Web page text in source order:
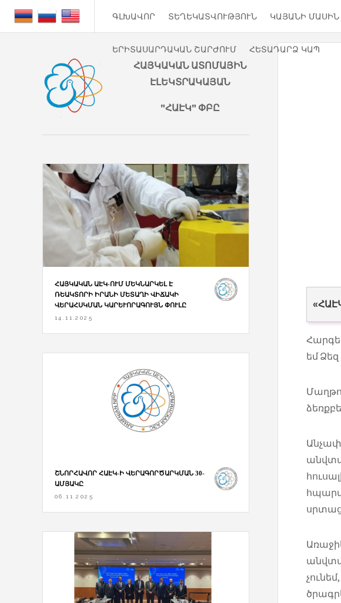
ԳԼԽԱՎՈՐ ՏԵՂԵԿԱՏՎՈՒԹՅՈՒՆ ԿԱՅԱՆԻ ՄԱՍԻՆ
ԵՐԻՏԱՍԱՐԴԱԿԱՆ ՇԱՐԺՈՒՄ ՀԵՏԱԴԱՐՁ ԿԱՊ
եմ
ՀԱՅԿԱԿԱՆ ԱՏՈՄԱՅԻՆ
ԷԼԵԿՏՐԱԿԱՅԱՆ
"ՀԱԷԿ" ՓԲԸ
ՀԱՅԿԱԿԱՆ ԱԷԿ-ՈՒՄ ՄԵԿՆԱՐԿԵԼ Է
ՌԵԱԿՏՈՐԻ ԻՐԱՆԻ ՄԵՏԱՂԻ ՎԻՃԱԿԻ
ՎԵՐԱՀՍԿՄԱՆ ԿԱՐԵՒՈՐԱԳՈՒՅՆ ՓՈՒԼԸ
14.11.2025
ՇՆՈՐՀԱՎՈՐ ՀԱԷԿ-Ի ՎԵՐԱԳՈՐԾԱՐԿՄԱՆ 30-
ԱՄՅԱԿԸ
06.11.2025